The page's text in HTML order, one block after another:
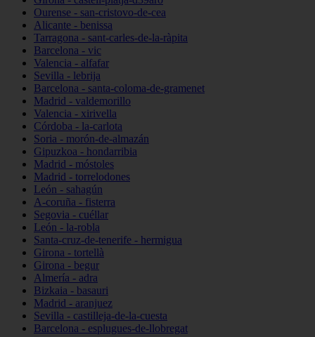
Ourense - san-cristovo-de-cea
Alicante - benissa
Tarragona - sant-carles-de-la-ràpita
Barcelona - vic
Valencia - alfafar
Sevilla - lebrija
Barcelona - santa-coloma-de-gramenet
Madrid - valdemorillo
Valencia - xirivella
Córdoba - la-carlota
Soria - morón-de-almazán
Gipuzkoa - hondarribia
Madrid - móstoles
Madrid - torrelodones
León - sahagún
A-coruña - fisterra
Segovia - cuéllar
León - la-robla
Santa-cruz-de-tenerife - hermigua
Girona - tortellà
Girona - begur
Almería - adra
Bizkaia - basauri
Madrid - aranjuez
Sevilla - castilleja-de-la-cuesta
Barcelona - esplugues-de-llobregat